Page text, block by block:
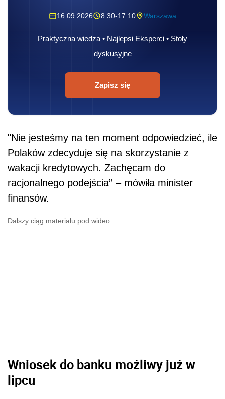
16.09.2026 8:30-17:10 Warszawa
Praktyczna wiedza • Najlepsi Eksperci • Stoły
dyskusyjne
Zapisz się
"Nie jesteśmy na ten moment odpowiedzieć, ile
Polaków zdecyduje się na skorzystanie z
wakacji kredytowych. Zachęcam do
racjonalnego podejścia” – mówiła minister
finansów.
Dalszy ciąg materiału pod wideo
Wniosek do banku możliwy już w
lipcu